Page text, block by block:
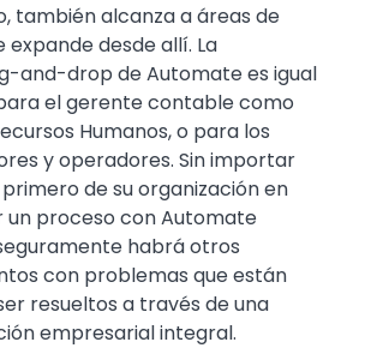
también alcanza a áreas de
expande desde allí. La
and-drop de Automate es igual
el gerente contable como
Humanos, o para los
y operadores. Sin importar
de su organización en
un proceso con Automate
habrá otros
con problemas que están
resueltos a través de una
empresarial integral.